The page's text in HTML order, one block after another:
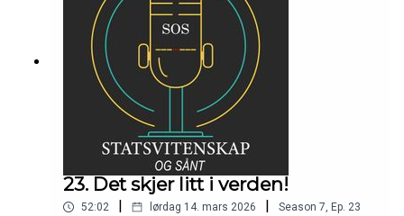
23. Det skjer litt i verden!
52:02 | lørdag 14. mars 2026 | Season 7, Ep. 23